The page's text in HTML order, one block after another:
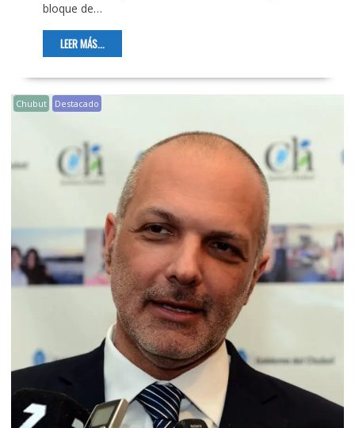
bloque de…
LEER MÁS...
Chubut Destacado